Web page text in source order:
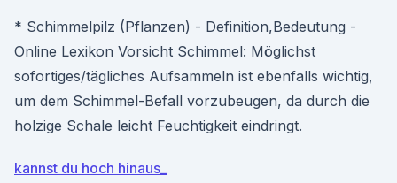
* Schimmelpilz (Pflanzen) - Definition,Bedeutung -
Online Lexikon Vorsicht Schimmel: Möglichst
sofortiges/tägliches Aufsammeln ist ebenfalls wichtig,
um dem Schimmel-Befall vorzubeugen, da durch die
holzige Schale leicht Feuchtigkeit eindringt.
kannst du hoch hinaus_